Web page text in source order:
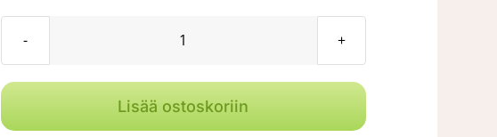
Henkariin
Autumn
-
Lisää ostoskoriin